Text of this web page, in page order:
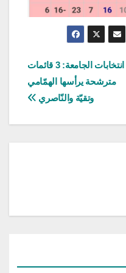
انتخابات الجامعة: 3 قائمات
مترشحة يرأسها الهمّامي
وتقيّة والنّاصري